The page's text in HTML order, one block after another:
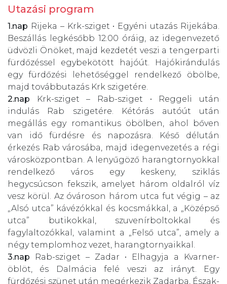
Utazási program
1.nap Rijeka – Krk-sziget • Egyéni utazás Rijekába.
Beszállás legkésőbb 12.00 óráig, az idegenvezető
üdvözli Önöket, majd kezdetét veszi a tengerparti
fürdőzéssel egybekötött hajóút. Hajókirándulás
egy fürdőzési lehetőséggel rendelkező öbölbe,
majd továbbutazás Krk szigetére.
2.nap Krk-sziget – Rab-sziget • Reggeli után
indulás Rab szigetére. Kétórás autóút után
megállás egy romantikus öbölben, ahol bőven
van idő fürdésre és napozásra. Késő délután
érkezés Rab városába, majd idegenvezetés a régi
városközpontban. A lenyűgöző harangtornyokkal
rendelkező város egy keskeny, sziklás
hegycsúcson fekszik, amelyet három oldalról víz
vesz körül. Az óvároson három utca fut végig – az
„Alsó utca” kávézókkal és kocsmákkal, a „Középső
utca” butikokkal, szuvenírboltokkal és
fagylaltozókkal, valamint a „Felső utca”, amely a
négy templomhoz vezet, harangtornyaikkal.
3.nap Rab-sziget – Zadar • Elhagyja a Kvarner-
öblöt, és Dalmácia felé veszi az irányt. Egy
fürdőzési szünet után megérkezik Zadarba, Észak-